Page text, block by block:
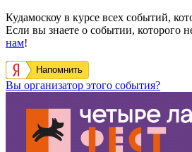
Кудамоскоу в курсе всех событий,
Если вы знаете о событии, которого
нам!
Напомнить
Вы организатор этого события?